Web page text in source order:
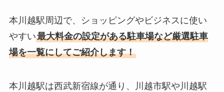
本川越駅周辺で、ショッピングやビジネスに使い
やすい最大料金の設定がある駐車場など厳選駐車
場を一覧にしてご紹介します！
本川越駅は西武新宿線が通り、川越市駅や川越駅